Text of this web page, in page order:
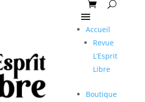
Accueil
Revue
L’Esprit
Libre
Boutique